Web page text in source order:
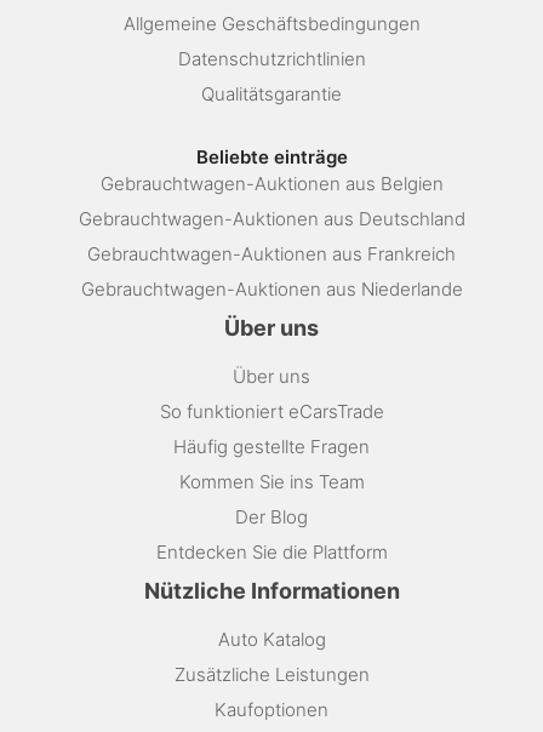
Allgemeine Geschäftsbedingungen
Datenschutzrichtlinien
Qualitätsgarantie
Beliebte einträge
Gebrauchtwagen-Auktionen aus Belgien
Gebrauchtwagen-Auktionen aus Deutschland
Gebrauchtwagen-Auktionen aus Frankreich
Gebrauchtwagen-Auktionen aus Niederlande
Über uns
Über uns
So funktioniert eCarsTrade
Häufig gestellte Fragen
Kommen Sie ins Team
Der Blog
Entdecken Sie die Plattform
Nützliche Informationen
Auto Katalog
Zusätzliche Leistungen
Kaufoptionen